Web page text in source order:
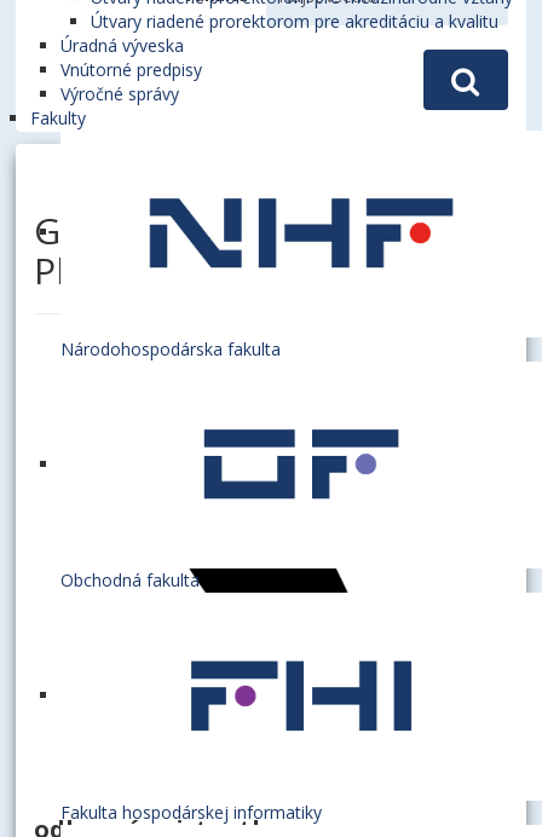
Útvary riadené prorektorom pre akreditáciu a kvalitu
Úradná výveska
Vnútorné predpisy
Výročné správy
Fakulty
Národohospodárska fakulta
Obchodná fakulta
Fakulta hospodárskej informatiky
GRINAJ, Michaela, Mgr.,
PhD.
odborná asistentka